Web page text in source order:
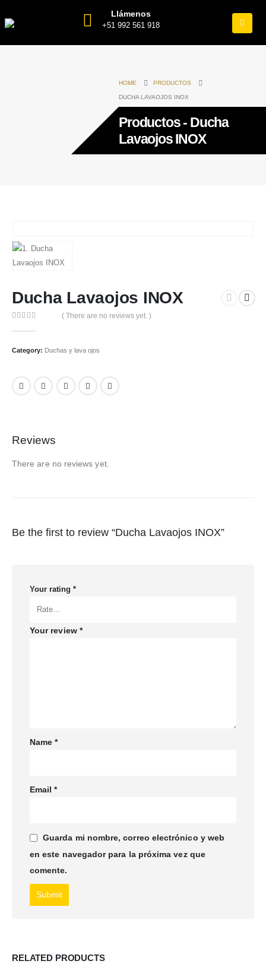
Llámenos
+51 992 561 918
HOME PRODUCTOS
DUCHA LAVAOJOS INOX
Productos - Ducha
Lavaojos INOX
Ducha Lavaojos INOX
( There are no reviews yet. )
Category: Duchas y lava ojos
Reviews
There are no reviews yet.
Be the first to review “Ducha Lavaojos INOX”
Your rating *
Your review *
Name*
Email*
Guarda mi nombre, correo electrónico y web
en este navegador para la próxima vez que
comente.
RELATED PRODUCTS